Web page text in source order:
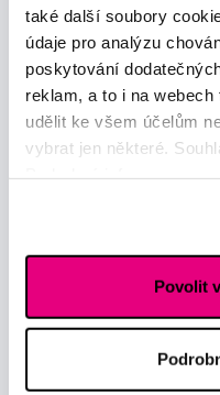
také další soubory
údaje pro analýzu
poskytování
reklam, a to i na
udělit ke všem účelům
vybrat jen některé.
Povolit
Novinky a nabídky
Chci dostávat informace o
a souhlasím se